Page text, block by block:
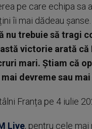
pe care echipa sa
îi mai dădeau șanse.
nu trebuie să tragi
victorie arată că
mari. Știam că
mai devreme sau
Franța pe 4 iulie
Live, pentru cele mai